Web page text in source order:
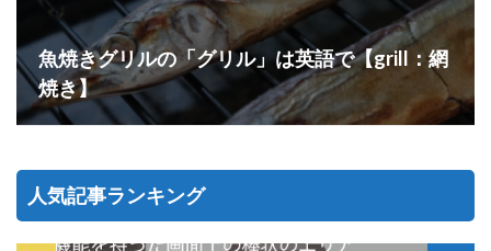
魚焼きグリルの「グリル」は英語で【grill：網
焼き】
人気記事ランキング